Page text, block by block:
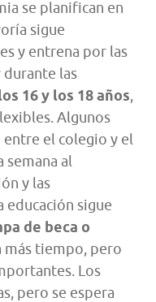
se planifican en
sigue
y entrena por las
durante las
16 y los 18 años,
Algunos
el colegio y el
al
y las
educación sigue
de beca o
más tiempo, pero
Los
pero se espera